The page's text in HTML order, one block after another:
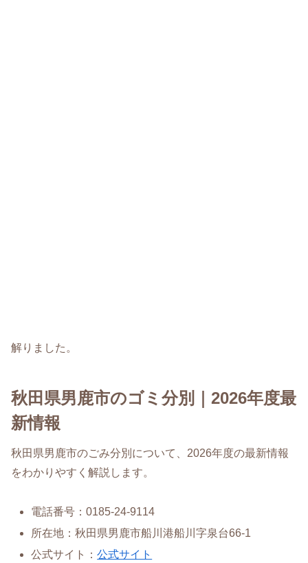
解りました。
秋田県男鹿市のゴミ分別｜2026年度最
新情報
秋田県男鹿市のごみ分別について、2026年度の最新情報
をわかりやすく解説します。
電話番号：0185-24-9114
所在地：秋田県男鹿市船川港船川字泉台66-1
公式サイト：公式サイト